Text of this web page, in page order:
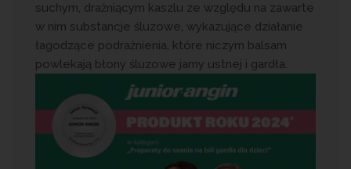
suchym, drażniącym kaszlu ze względu na zawarte
w nim substancje śluzowe, wykazujące działanie
łagodzące podrażnienia, które niczym balsam
powlekają błony śluzowe jamy ustnej i gardła.